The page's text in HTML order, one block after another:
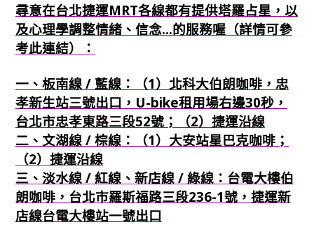
尋意在台北捷運MRT各線都有提供塔羅占星，以
及心理學調整情緒、信念...的服務喔（詳情可參
考此連結）：
一、板南線 / 藍線：（1）北科大伯朗咖啡，忠
孝新生站三號出口，U-bike租用場右邊30秒，
台北市忠孝東路三段52號；（2）捷運沿線
二、文湖線 / 棕線：（1）大安站星巴克咖啡；
（2）捷運沿線
三、淡水線 / 紅線、新店線 / 綠線：台電大樓伯
朗咖啡，台北市羅斯福路三段236-1號，捷運新
店線台電大樓站一號出口